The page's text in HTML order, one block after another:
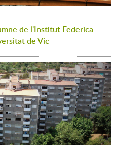
de l'Institut Federica
de Vic